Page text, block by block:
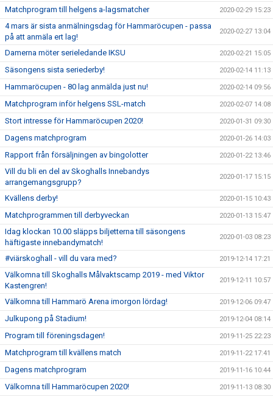
Matchprogram till helgens a-lagsmatcher 2020-02-29 15:23
4 mars är sista anmälningsdag för Hammaröcupen - passa
på att anmäla ert lag!
2020-02-27 13:04
Damerna möter serieledande IKSU 2020-02-21 15:05
Säsongens sista seriederby! 2020-02-14 11:13
Hammaröcupen - 80 lag anmälda just nu! 2020-02-14 09:56
Matchprogram inför helgens SSL-match 2020-02-07 14:08
Stort intresse för Hammaröcupen 2020! 2020-01-31 09:30
Dagens matchprogram 2020-01-26 14:03
Rapport från försäljningen av bingolotter 2020-01-22 13:46
Vill du bli en del av Skoghalls Innebandys
arrangemangsgrupp?
2020-01-17 15:15
Kvällens derby! 2020-01-15 10:43
Matchprogrammen till derbyveckan 2020-01-13 15:47
Idag klockan 10.00 släpps biljetterna till säsongens
häftigaste innebandymatch!
2020-01-03 08:23
#viärskoghall - vill du vara med? 2019-12-14 17:21
Välkomna till Skoghalls Målvaktscamp 2019 - med Viktor
Kastengren!
2019-12-11 10:57
Välkomna till Hammarö Arena imorgon lördag! 2019-12-06 09:47
Julkupong på Stadium! 2019-12-04 08:14
Program till föreningsdagen! 2019-11-25 22:23
Matchprogram till kvällens match 2019-11-22 17:41
Dagens matchprogram 2019-11-16 10:44
Välkomna till Hammaröcupen 2020! 2019-11-13 08:30